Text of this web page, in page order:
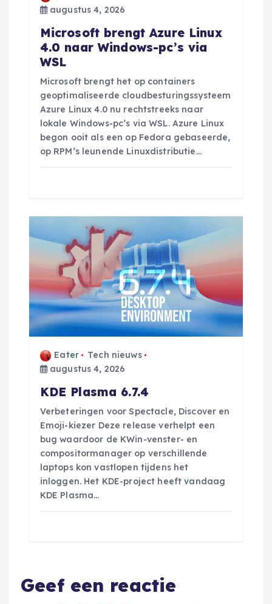
augustus 4, 2026
Microsoft brengt Azure Linux
4.0 naar Windows-pc’s via
WSL
Microsoft brengt het op containers
geoptimaliseerde cloudbesturingssysteem
Azure Linux 4.0 nu rechtstreeks naar
lokale Windows-pc’s via WSL. Azure Linux
begon ooit als een op Fedora gebaseerde,
op RPM’s leunende Linuxdistributie…
Eater
Tech nieuws
augustus 4, 2026
KDE Plasma 6.7.4
Verbeteringen voor Spectacle, Discover en
Emoji-kiezer Deze release verhelpt een
bug waardoor de KWin-venster- en
compositormanager op verschillende
laptops kon vastlopen tijdens het
inloggen. Het KDE-project heeft vandaag
KDE Plasma…
Geef een reactie